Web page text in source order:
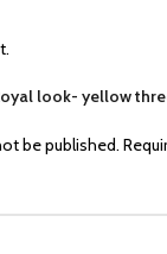
look- yellow
be published.